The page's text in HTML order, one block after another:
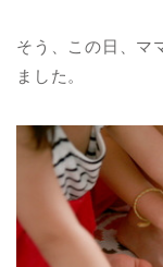
そう、この日、マ
ました。